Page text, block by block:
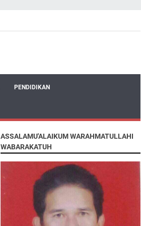
PENDIDIKAN
ASSALAMU'ALAIKUM WARAHMATULLAHI
WABARAKATUH